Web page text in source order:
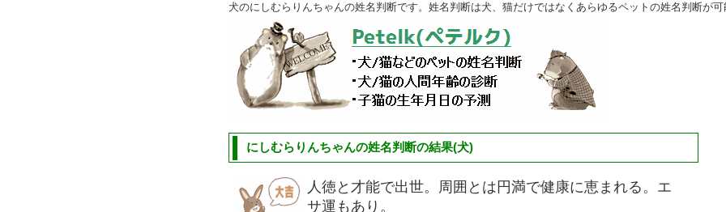
犬のにしむらりんちゃんの姓名判断です。姓名判断は犬、猫だけではなくあらゆるペットの姓名判断が
にしむらりんちゃんの姓名判断の結果(犬)
人徳と才能で出世。周囲とは円満で健康に恵まれる。エ
サ運もあり。